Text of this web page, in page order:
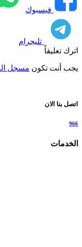
فيسبوك
تليجرام
اترك تعليقاً
يجب أنت تكون مسجل
اتصل بنا الان
966
الخدمات